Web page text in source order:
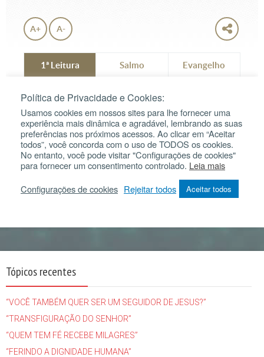
Tópicos recentes
“VOCÊ TAMBÉM QUER SER UM SEGUIDOR DE JESUS?”
“TRANSFIGURAÇÃO DO SENHOR”
“QUEM TEM FÉ RECEBE MILAGRES”
“FERINDO A DIGNIDADE HUMANA”